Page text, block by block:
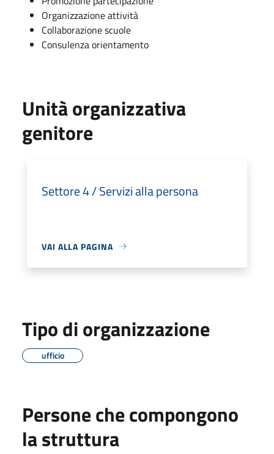
Organizzazione attività
Collaborazione scuole
Consulenza orientamento
Unità organizzativa
genitore
Settore 4 / Servizi alla persona
VAI ALLA PAGINA
Tipo di organizzazione
ufficio
Persone che compongono
la struttura